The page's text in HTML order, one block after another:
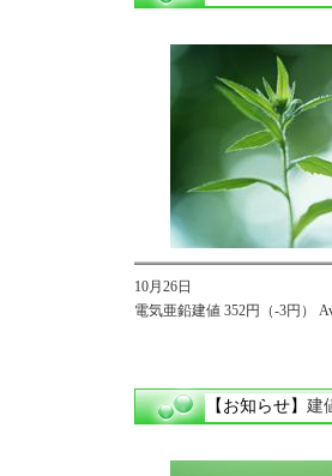
10月26日
電気亜鉛建値 352円（-3円）
【お知らせ】 建